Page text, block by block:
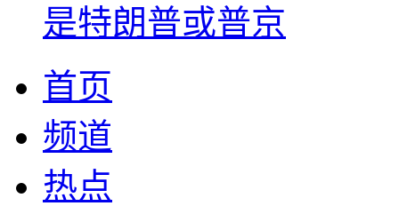
是特朗普或普京
首页
频道
热点